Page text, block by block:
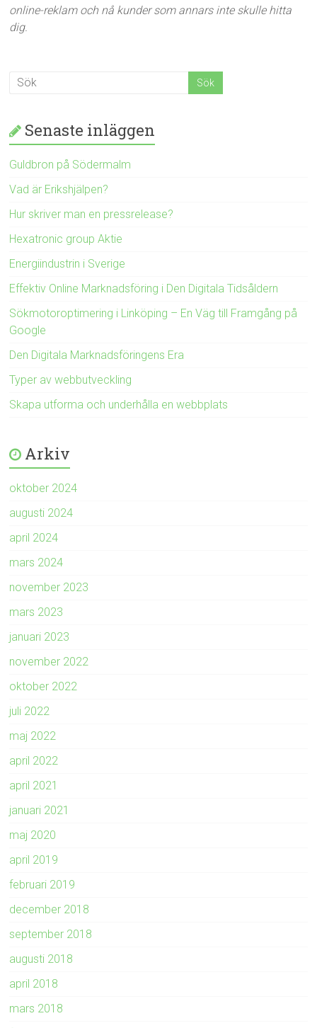
online-reklam och nå kunder som annars inte skulle hitta
dig.
Senaste inläggen
Guldbron på Södermalm
Vad är Erikshjälpen?
Hur skriver man en pressrelease?
Hexatronic group Aktie
Energiindustrin i Sverige
Effektiv Online Marknadsföring i Den Digitala Tidsåldern
Sökmotoroptimering i Linköping – En Väg till Framgång på
Google
Den Digitala Marknadsföringens Era
Typer av webbutveckling
Skapa utforma och underhålla en webbplats
Arkiv
oktober 2024
augusti 2024
april 2024
mars 2024
november 2023
mars 2023
januari 2023
november 2022
oktober 2022
juli 2022
maj 2022
april 2022
april 2021
januari 2021
maj 2020
april 2019
februari 2019
december 2018
september 2018
augusti 2018
april 2018
mars 2018